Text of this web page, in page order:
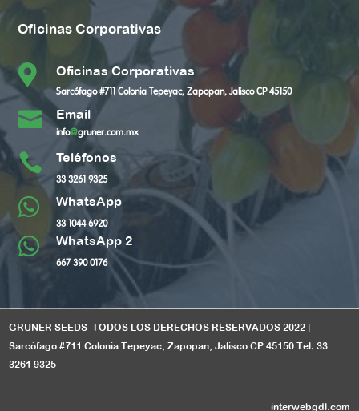
Oficinas Corporativas
 Oficinas Corporativas
Sarcófago #711 Colonia Tepeyac, Zapopan, Jalisco CP 45150
 Email
info@gruner.com.mx
 Teléfonos
33 3261 9325
 WhatsApp
33 1044 6920
 WhatsApp 2
667 390 0176
GRUNER SEEDS TODOS LOS DERECHOS RESERVADOS 2022 |
Sarcófago #711 Colonia Tepeyac, Zapopan, Jalisco CP 45150 Tel: 33
3261 9325
interwebgdl.com